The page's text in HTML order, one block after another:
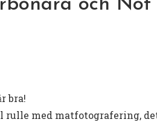
och
bra!
rulle med matfotografering,